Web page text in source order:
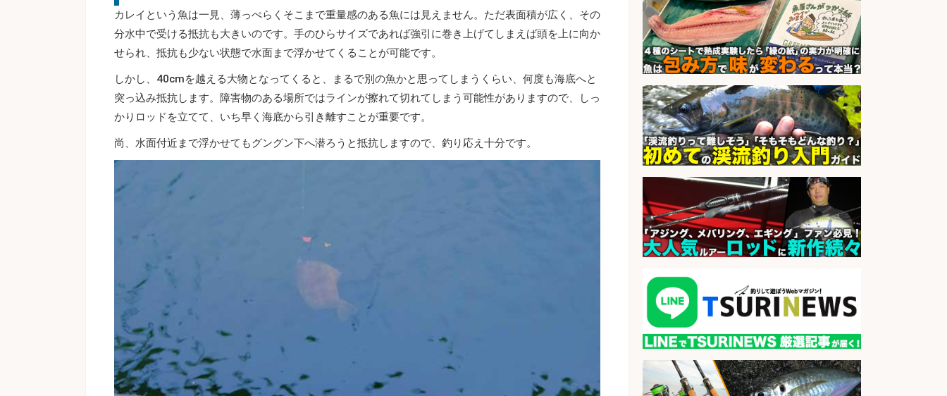
カレイという魚は一見、薄っぺらくそこまで重量感のある魚には見えません。ただ表面積が広く、その
分水中で受ける抵抗も大きいのです。手のひらサイズであれば強引に巻き上げてしまえば頭を上に向か
せられ、抵抗も少ない状態で水面まで浮かせてくることが可能です。
しかし、40cmを越える大物となってくると、まるで別の魚かと思ってしまうくらい、何度も海底へと
突っ込み抵抗します。障害物のある場所ではラインが擦れて切れてしまう可能性がありますので、しっ
かりロッドを立てて、いち早く海底から引き離すことが重要です。
尚、水面付近まで浮かせてもグングン下へ潜ろうと抵抗しますので、釣り応え十分です。